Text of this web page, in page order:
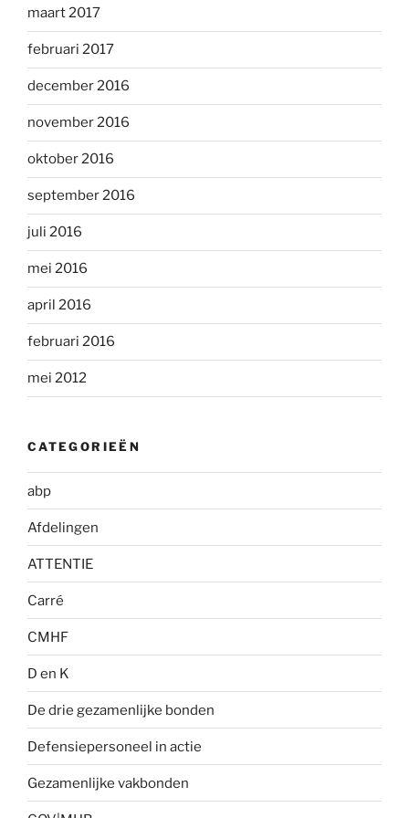
maart 2017
februari 2017
december 2016
november 2016
oktober 2016
september 2016
juli 2016
mei 2016
april 2016
februari 2016
mei 2012
CATEGORIEËN
abp
Afdelingen
ATTENTIE
Carré
CMHF
D en K
De drie gezamenlijke bonden
Defensiepersoneel in actie
Gezamenlijke vakbonden